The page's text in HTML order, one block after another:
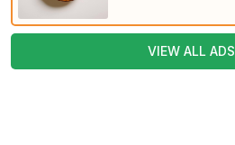
VIEW ALL ADS